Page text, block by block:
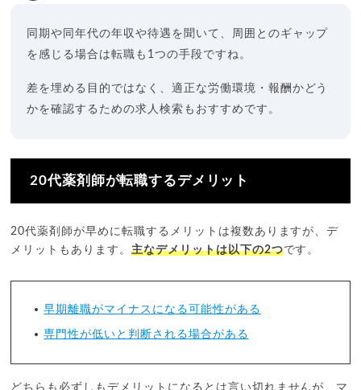
同期や同年代の年収や待遇を聞いて、周囲とのギャップ
を感じる場合は転職も1つの手段ですね。
差を埋める目的ではなく、適正な労働環境・報酬かどう
かを確認するための求人検索もおすすめです。
20代薬剤師が転職するデメリット
20代薬剤師が早めに転職するメリットは複数ありますが、デ
メリットもあります。主なデメリットは以下の2つです。
早期離職がマイナスになる可能性がある
専門性が低いと判断される場合がある
どちらも必ずしもデメリットになるとは言い切れませんが、マ